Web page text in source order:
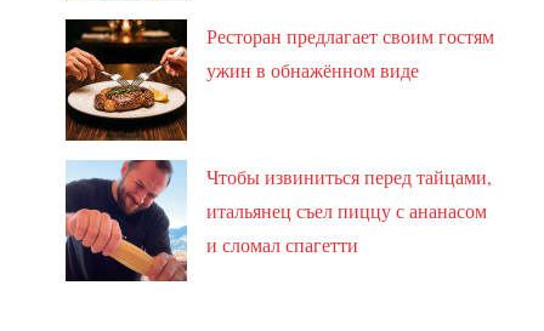
Ресторан предлагает своим гостям
ужин в обнажённом виде
Чтобы извиниться перед тайцами,
итальянец съел пиццу с ананасом
и сломал спагетти